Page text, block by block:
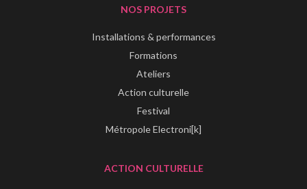
NOS PROJETS
Installations & performances
Formations
Ateliers
Action culturelle
Festival
Métropole Electroni[k]
ACTION CULTURELLE